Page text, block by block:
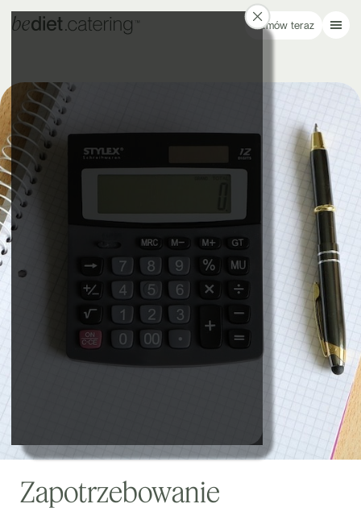
Zamów teraz
Zapotrzebowanie